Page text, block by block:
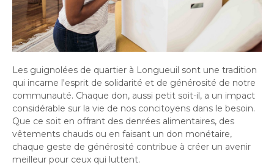
Histoire et patrimoine
Loisir et vie communautaire
Loisir et vie communautaire
Parcs et espaces verts
Sports et saines habitudes de vie
Sports et saines habitudes de vie
Reconnaissance et soutien des organismes
Reconnaissance et soutien des organismes
Bénévolat
Bénévolat
Lutte à l'itinérance
Écocentres
Écocentres
Info-Travaux
Info-Travaux
Matières résiduelles et collectes
Matières résiduelles et collectes
Stationnements municipaux
Stationnements municipaux
Voie publique
Voie publique
Transition socioécologique et mobilité
Transition socioécologique et mobilité
Arbres, plantes et pelouse
Arbres, plantes et pelouse
Biodiversité et milieux naturels
Biodiversité et milieux naturels
Lutte aux changements climatiques
Lutte aux changements climatiques
Mobilité durable
Mobilité durable
Verdissement et travaux de foresterie
Verdissement et travaux de foresterie
Sécurité publique
Service de police
Service sécurité incendie
Service sécurité incendie
Sécurisation des rues locales
Sécurisation des rues locales
Vie démocratique
Élus
Élus
Demande d'accès à l'information
Demande d'accès à l'information
Instances décisionnelles
Instances décisionnelles
Entreprises
Développement économique
Développement économique
Ouvre
dans
Développement immobilier
À propos de la Ville
Activités littéraires
Activités éducatives et de
loisirs
Activités sportives et plein
air
Les guignolées de quartier à Longueuil sont une tradition
qui incarne l'esprit de solidarité et de générosité de notre
communauté. Chaque don, aussi petit soit-il, a un impact
considérable sur la vie de nos concitoyens dans le besoin.
Que ce soit en offrant des denrées alimentaires, des
vêtements chauds ou en faisant un don monétaire,
chaque geste de générosité contribue à créer un avenir
meilleur pour ceux qui luttent.